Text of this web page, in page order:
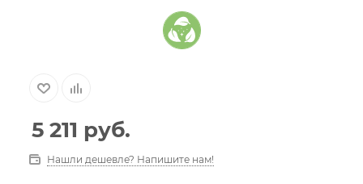
5 211 руб.
Нашли дешевле? Напишите нам!